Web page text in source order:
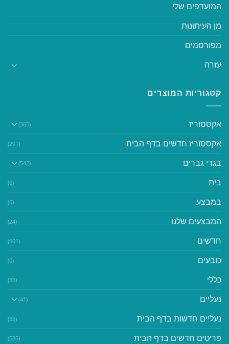
המועדפים שלי
מן העיתונות
מפורסמים
עזרה
קטגוריות המוצרים
אקססוריז (365)
אקססוריז חדשים בדף הבית (291)
בגדי גברים (542)
בית (0)
במבצע (0)
המבצעים שלנו (24)
חדשים (601)
כובעים (0)
כללי (33)
נעליים (41)
נעליים חדשות בדף הבית (33)
פריטים חדשים בדף הבית (535)